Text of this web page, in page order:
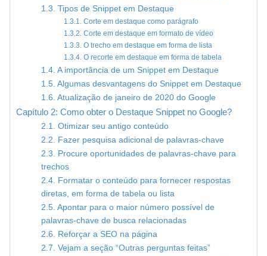
1.3. Tipos de Snippet em Destaque
1.3.1. Corte em destaque como parágrafo
1.3.2. Corte em destaque em formato de vídeo
1.3.3. O trecho em destaque em forma de lista
1.3.4. O recorte em destaque em forma de tabela
1.4. A importância de um Snippet em Destaque
1.5. Algumas desvantagens do Snippet em Destaque
1.6. Atualização de janeiro de 2020 do Google
Capítulo 2: Como obter o Destaque Snippet no Google?
2.1. Otimizar seu antigo conteúdo
2.2. Fazer pesquisa adicional de palavras-chave
2.3. Procure oportunidades de palavras-chave para
trechos
2.4. Formatar o conteúdo para fornecer respostas
diretas, em forma de tabela ou lista
2.5. Apontar para o maior número possível de
palavras-chave de busca relacionadas
2.6. Reforçar a SEO na página
2.7. Vejam a seção “Outras perguntas feitas”